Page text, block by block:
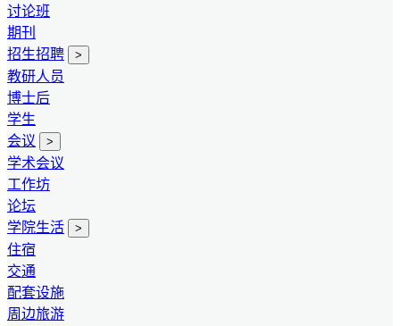
讨论班
期刊
招生招聘
>
教研人员
博士后
学生
会议
>
学术会议
工作坊
论坛
学院生活
>
住宿
交通
配套设施
周边旅游